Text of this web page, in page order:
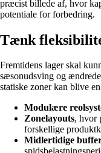
præcist billede af, hvor
potentiale for forbedring.
Tænk
Fremtidens lager skal
sæsonudsving og
statiske zoner kan blive
Modulære
Zonelayouts, hvor
forskellige
Midlertidige